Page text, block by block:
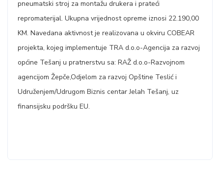
pneumatski stroj za montažu drukera i prateći
repromaterijal. Ukupna vrijednost opreme iznosi 22.190,00
KM. Navedana aktivnost je realizovana u okviru COBEAR
projekta, kojeg implementuje TRA d.o.o-Agencija za razvoj
općine Tešanj u pratnerstvu sa: RAŽ d.o.o-Razvojnom
agencijom Žepče,Odjelom za razvoj Opštine Teslić i
Udruženjem/Udrugom Biznis centar Jelah Tešanj, uz
finansijsku podršku EU.